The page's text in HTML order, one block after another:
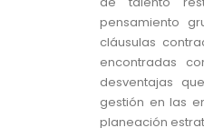
pensamiento
cláusulas
encontradas
desventajas
gestión en las
planeación